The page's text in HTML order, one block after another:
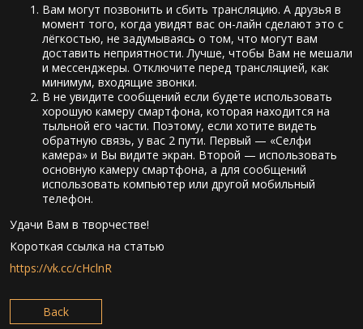
Вам могут позвонить и сбить трансляцию. А друзья в
момент того, когда увидят вас он-лайн сделают это с
лёгкостью, не задумываясь о том, что могут вам
доставить неприятности. Лучше, чтобы Вам не мешали
и мессенджеры. Отключите перед трансляцией, как
минимум, входящие звонки.
В не увидите сообщений если будете использовать
хорошую камеру смартфона, которая находится на
тыльной его части. Поэтому, если хотите видеть
обратную связь, у вас 2 пути. Первый — «Селфи
камера» и Вы видите экран. Второй — использовать
основную камеру смартфона, а для сообщений
использовать компьютер или другой мобильный
телефон.
Удачи Вам в творчестве!
Короткая ссылка на статью
https://vk.cc/cHclnR
Back